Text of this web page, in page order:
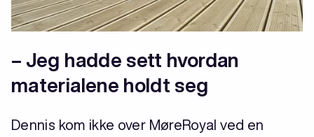
– Jeg hadde sett hvordan
materialene holdt seg
Dennis kom ikke over MøreRoyal ved en